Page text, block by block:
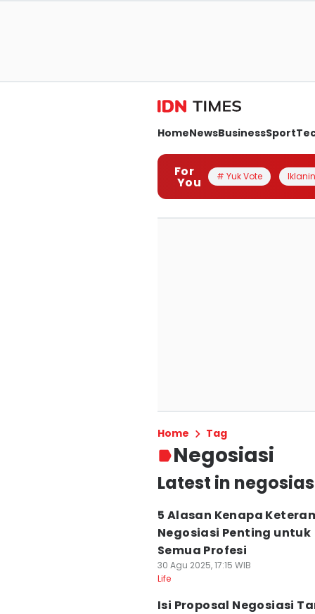
HomeNewsBusinessSport
For
You # Yuk Vote
Home Tag
Negosiasi
Latest in
5 Alasan Kenapa
Negosiasi Penting untuk
Semua Profesi
30 Agu 2025, 17:15 WIB
Life
Isi Proposal Negosiasi